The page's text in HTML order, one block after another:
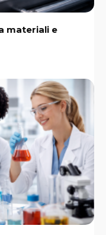
materiali e